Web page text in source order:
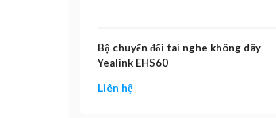
Bộ chuyển đổi tai nghe không dây
Yealink EHS60
Liên hệ